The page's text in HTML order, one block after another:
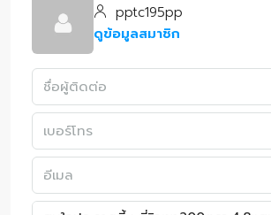
pptc195pp
ดูข้อมูลสมาชิก